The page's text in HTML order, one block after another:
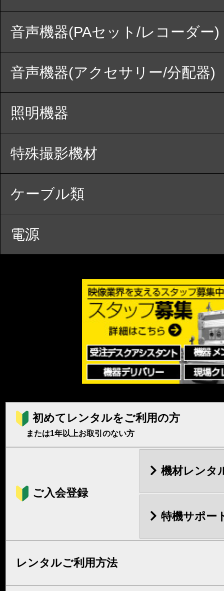
音声機器(PAセット/レコーダー)
音声機器(アクセサリー/分配器)
照明機器
特殊撮影機材
ケーブル類
電源
初めてレンタルをご利用の方
または1年以上お取引のない方
ご入会登録
機材レンタ
特機サポー
レンタルご利用方法